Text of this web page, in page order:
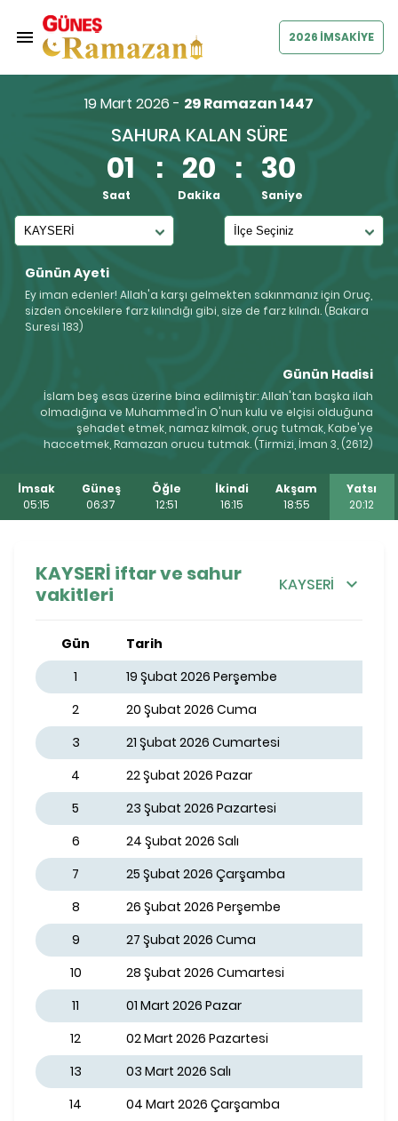
2026 İMSAKİYE
Günün Ayeti
Ey iman edenler! Allah'a karşı gelmekten sakınmanız için Oruç,
sizden öncekilere farz kılındığı gibi, size de farz kılındı. (Bakara
Suresi 183)
19 Mart 2026 - 29 Ramazan 1447
SAHURA KALAN SÜRE
01 : 20 : 29
Saat Dakika Saniye
Günün Hadisi
İslam beş esas üzerine bina edilmiştir: Allah'tan başka ilah
olmadığına ve Muhammed'in O'nun kulu ve elçisi olduğuna
şehadet etmek, namaz kılmak, oruç tutmak, Kabe'ye
haccetmek, Ramazan orucu tutmak. (Tirmizi, İman 3, (2612)
İmsak
05:15
Güneş
06:37
Öğle
12:51
İkindi
16:15
Akşam
18:55
Yatsı
20:12
KAYSERİ iftar ve sahur
vakitleri
KAYSERİ
Gün Tarih
1
19 Şubat 2026 Perşembe
2
20 Şubat 2026 Cuma
3
21 Şubat 2026 Cumartesi
4
22 Şubat 2026 Pazar
5
23 Şubat 2026 Pazartesi
6
24 Şubat 2026 Salı
7
25 Şubat 2026 Çarşamba
8
26 Şubat 2026 Perşembe
9
27 Şubat 2026 Cuma
10
28 Şubat 2026 Cumartesi
11
01 Mart 2026 Pazar
12
02 Mart 2026 Pazartesi
13
03 Mart 2026 Salı
14
04 Mart 2026 Çarşamba